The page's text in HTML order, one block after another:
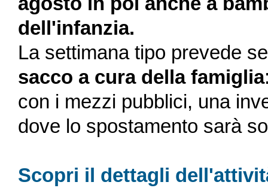
dell'infanzia.
La settimana tipo prevede
sacco a cura della famiglia
con i mezzi pubblici, una
dove lo spostamento sarà
Scopri il dettagli